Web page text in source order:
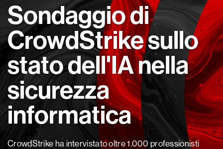
Sondaggio di
CrowdStrike sullo
stato dell'IA nella
sicurezza
informatica
CrowdStrike ha intervistato oltre 1.000 professionisti